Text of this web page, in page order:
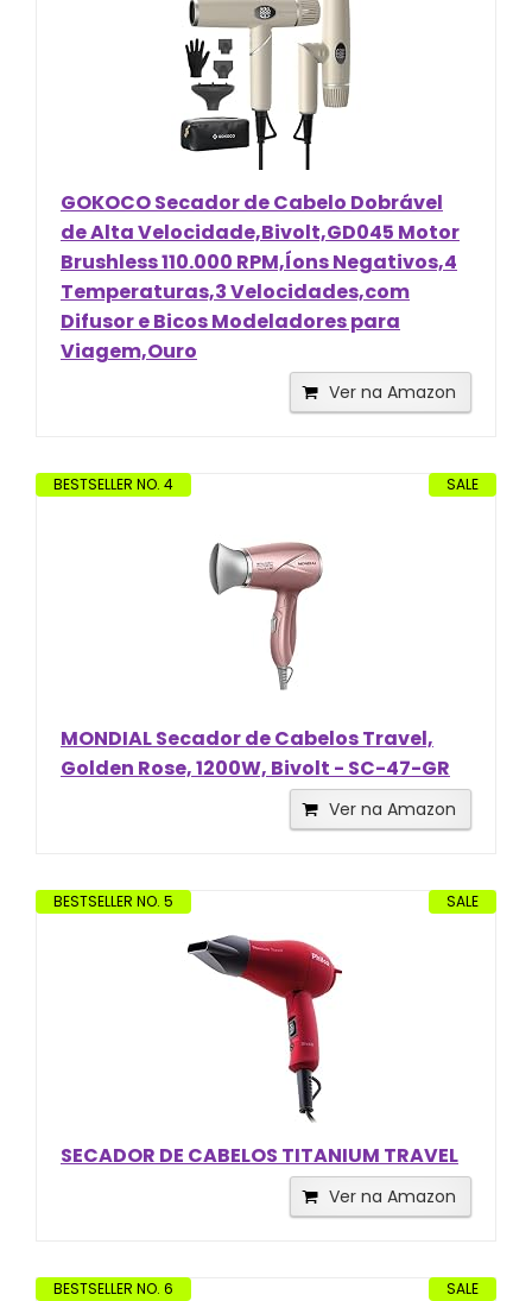
GOKOCO Secador de Cabelo Dobrável
de Alta Velocidade,Bivolt,GD045 Motor
Brushless 110.000 RPM,Íons Negativos,4
Temperaturas,3 Velocidades,com
Difusor e Bicos Modeladores para
Viagem,Ouro
Ver na Amazon
SALE
BESTSELLER NO. 4
MONDIAL Secador de Cabelos Travel,
Golden Rose, 1200W, Bivolt - SC-47-GR
Ver na Amazon
SALE
BESTSELLER NO. 5
SECADOR DE CABELOS TITANIUM TRAVEL
Ver na Amazon
SALE
BESTSELLER NO. 6